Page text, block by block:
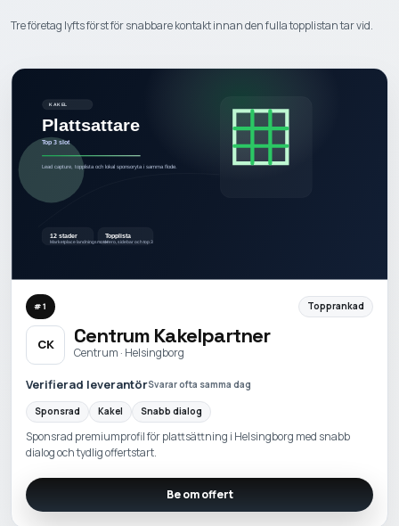
Tre företag lyfts först för snabbare kontakt innan den fulla topplistan tar vid.
#1 Topprankad
CK Centrum Kakelpartner
Centrum · Helsingborg
Verifierad leverantörSvarar ofta samma dag
Sponsrad Kakel Snabb dialog
Sponsrad premiumprofil för plattsättning i Helsingborg med snabb
dialog och tydlig offertstart.
Be om offert